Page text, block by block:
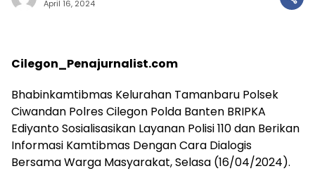
April 16, 2024
Cilegon_Penajurnalist.com
Bhabinkamtibmas Kelurahan Tamanbaru Polsek
Ciwandan Polres Cilegon Polda Banten BRIPKA
Ediyanto Sosialisasikan Layanan Polisi 110 dan Berikan
Informasi Kamtibmas Dengan Cara Dialogis
Bersama Warga Masyarakat, Selasa (16/04/2024).